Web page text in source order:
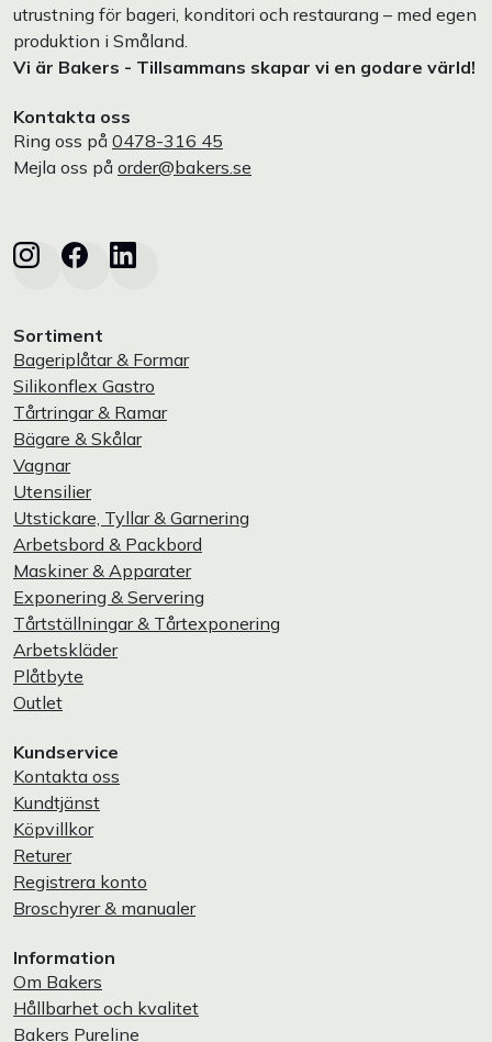
utrustning för bageri, konditori och restaurang – med egen
produktion i Småland.
Vi är Bakers - Tillsammans skapar vi en godare värld!
Kontakta oss
Ring oss på 0478-316 45
Mejla oss på order@bakers.se
Sortiment
Bageriplåtar & Formar
Silikonflex Gastro
Tårtringar & Ramar
Bägare & Skålar
Vagnar
Utensilier
Utstickare, Tyllar & Garnering
Arbetsbord & Packbord
Maskiner & Apparater
Exponering & Servering
Tårtställningar & Tårtexponering
Arbetskläder
Plåtbyte
Outlet
Kundservice
Kontakta oss
Kundtjänst
Köpvillkor
Returer
Registrera konto
Broschyrer & manualer
Information
Om Bakers
Hållbarhet och kvalitet
Bakers Pureline